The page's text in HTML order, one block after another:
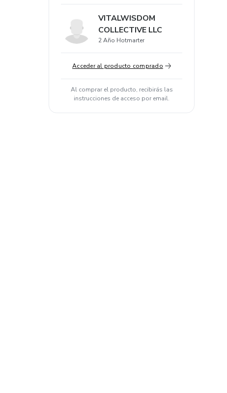
VITALWISDOM
COLLECTIVE LLC
2 Año Hotmarter
Acceder al producto comprado
Al comprar el producto, recibirás las
instrucciones de acceso por email.